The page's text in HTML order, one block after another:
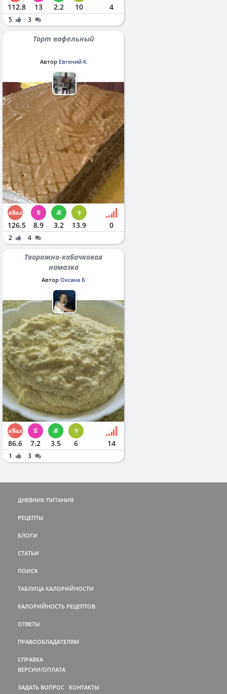
112.8 13 2.2 10 4
5 3
Торт вафельный
Автор Евгений К
126.5 8.9 3.2 13.9 0
2 4
Творожно-кабачковая
намазка
Автор Оксана Б
86.6 7.2 3.5 6 14
1 3
ДНЕВНИК ПИТАНИЯ
РЕЦЕПТЫ
БЛОГИ
СТАТЬИ
ПОИСК
ТАБЛИЦА КАЛОРИЙНОСТИ
КАЛОРИЙНОСТЬ РЕЦЕПТОВ
ОТВЕТЫ
ПРАВООБЛАДАТЕЛЯМ
СПРАВКА
ВЕРСИИ/ОПЛАТА
ЗАДАТЬ ВОПРОС КОНТАКТЫ